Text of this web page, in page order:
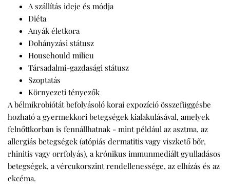
A szállítás ideje és módja
Diéta
Anyák életkora
Dohányzási státusz
Househould milieu
Társadalmi-gazdasági státusz
Szoptatás
Környezeti tényezők
A bélmikrobiótát befolyásoló korai expozíció összefüggésbe
hozható a gyermekkori betegségek kialakulásával, amelyek
felnőttkorban is fennállhatnak - mint például az asztma, az
allergiás betegségek (atópiás dermatitis vagy viszkető bőr,
rhinitis vagy orrfolyás), a krónikus immunmediált gyulladásos
betegségek, a vércukorszint rendellenessége, az elhízás és az
ekcéma.